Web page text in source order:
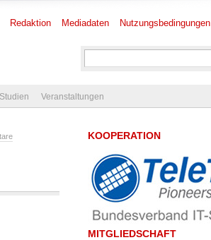
Redaktion Mediadaten Nutzungsbedingungen
Studien Veranstaltungen
KOOPERATION
MITGLIEDSCHAFT